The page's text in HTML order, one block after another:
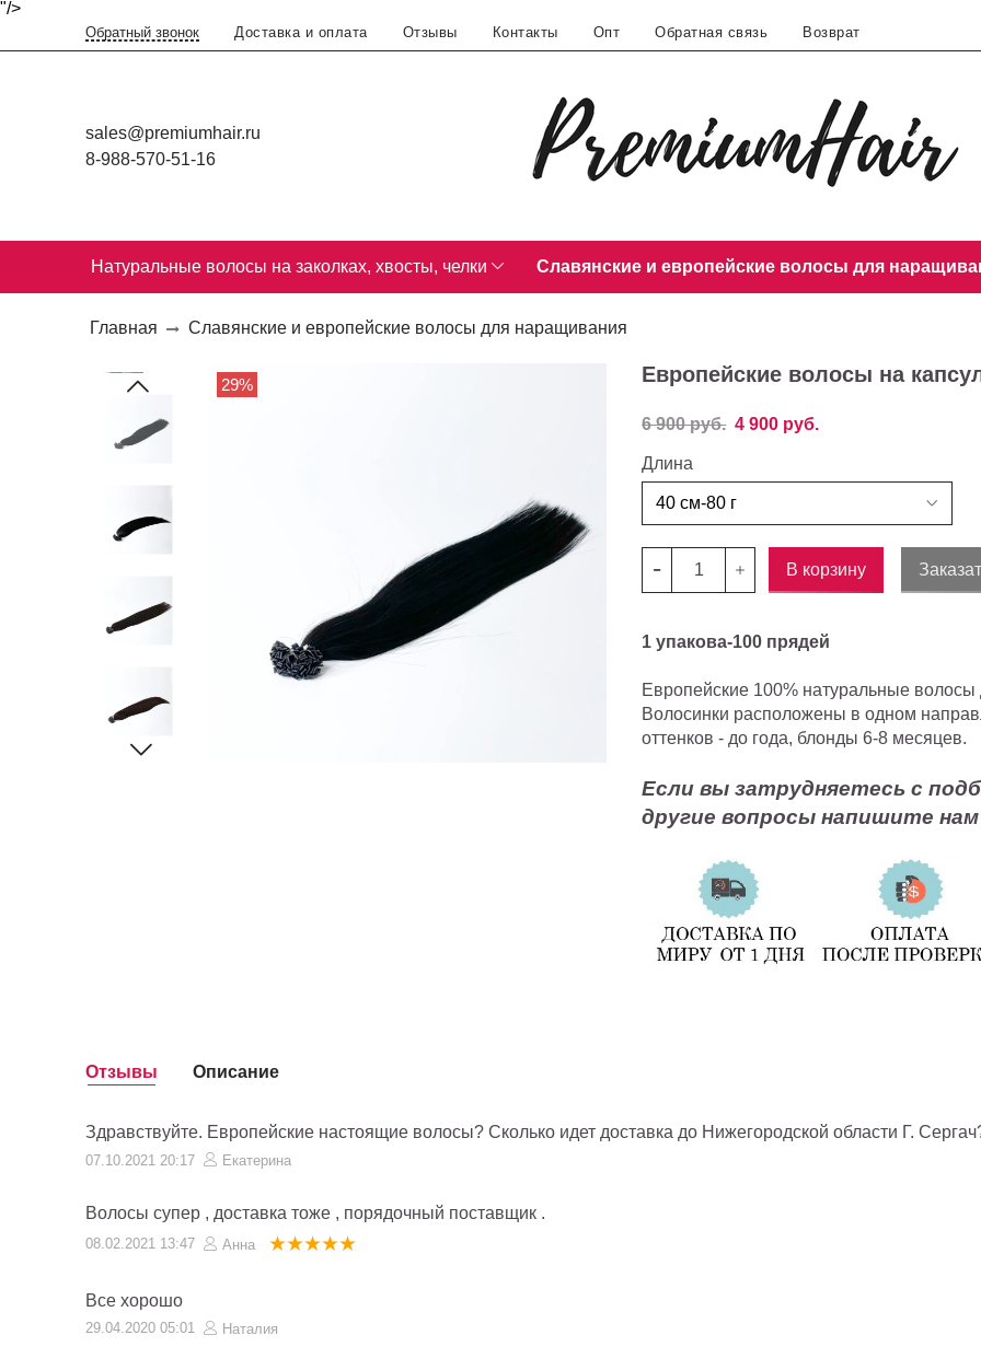
"/>
Обратный звонок Доставка и оплата Отзывы Контакты Опт Обратная связь Возврат
sales@premiumhair.ru
8-988-570-51-16
Натуральные волосы на заколках, хвосты, челки Славянские и европейские волосы для
Главная Славянские и европейские волосы для наращивания
29% Европейские волосы на
6 900 руб. 4 900 руб.
Длина
В корзину
1 упакова-100 прядей
Европейские 100% натуральные
Волосинки расположены в одном
оттенков - до года, блонды 6-8 месяцев.
Если вы затрудняетесь с
другие вопросы напишите нам
Отзывы
Здравствуйте. Европейские настоящие волосы? Сколько идет доставка до Нижегородской области Г.
07.10.2021 20:17 Екатерина
Волосы супер , доставка тоже , порядочный поставщик .
08.02.2021 13:47 Анна
Все хорошо
29.04.2020 05:01 Наталия
Описание